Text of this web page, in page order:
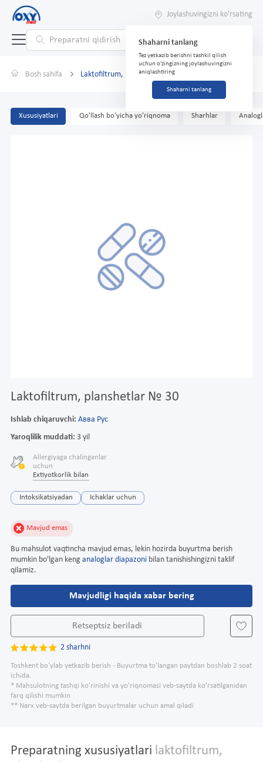
Joylashuvingizni ko'rsating
Shaharni tanlang
Tez yetkazib berishni tashkil qilish
uchun o'zingizning joylashuvingizni
aniqlashtiring
Shaharni tanlang
Bosh sahifa Laktofiltrum, planshetlar № 30
Xususiyatlari Qo'llash bo'yicha yo'riqnoma Sharhlar
Laktofiltrum, planshetlar № 30
Ishlab chiqaruvchi: Авва Рус
Yaroqlilik muddati: 3 yil
Allergiyaga chalinganlar
uchun
Extiyotkorlik bilan
Intoksikatsiyadan Ichaklar uchun
Mavjud emas
Bu mahsulot vaqtincha mavjud emas, lekin hozirda buyurtma berish
mumkin bo'lgan keng analoglar diapazoni bilan tanishishingizni taklif
qilamiz.
Mavjudligi haqida xabar bering
Retseptsiz beriladi
2 sharhni
Toshkent bo'ylab yetkazib berish - Buyurtma to'langan paytdan boshlab 2 soat
ichida.
* Mahsulotning tashqi ko'rinishi va yo'riqnomasi veb-saytda ko'rsatilganidan
farq qilishi mumkin
** Narx veb-saytda berilgan buyurtmalar uchun amal qiladi
Preparatning xususiyatlari laktofiltrum,